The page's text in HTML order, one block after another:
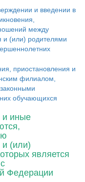
и введении в
между
(или) родителями
приостановления и
филиалом,
обучающихся
и иные
и (или)
является
Федерации